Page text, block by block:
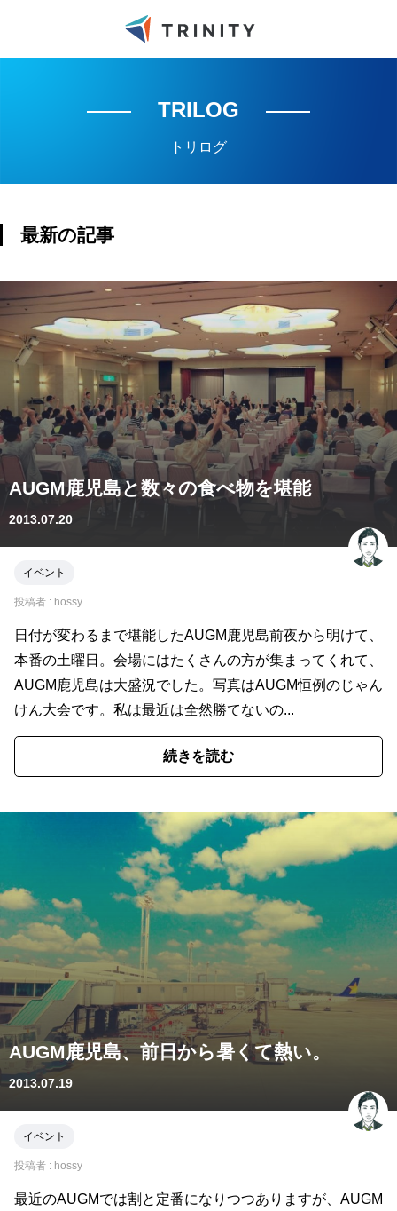
TRILOG
トリログ
最新の記事
AUGM鹿児島と数々の食べ物を堪能
2013.07.20
イベント
投稿者 : hossy
日付が変わるまで堪能したAUGM鹿児島前夜から明けて、
本番の土曜日。会場にはたくさんの方が集まってくれて、
AUGM鹿児島は大盛況でした。写真はAUGM恒例のじゃん
けん大会です。私は最近は全然勝てないの...
続きを読む
AUGM鹿児島、前日から暑くて熱い。
2013.07.19
イベント
投稿者 : hossy
最近のAUGMでは割と定番になりつつありますが、AUGM